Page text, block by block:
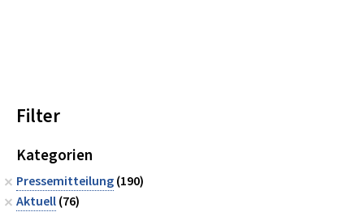
Filter
Kategorien
Pressemitteilung(190)
Aktuell(76)